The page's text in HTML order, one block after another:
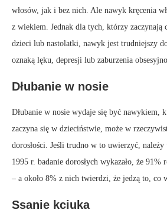
włosów, jak i bez nich. Ale nawyk kręcenia
z wiekiem. Jednak dla tych, którzy zaczynają
dzieci lub nastolatki, nawyk jest trudniejszy
oznaką lęku, depresji lub zaburzenia
Dłubanie w nosie
Dłubanie w nosie wydaje się być nawykiem,
zaczyna się w dzieciństwie, może w
dorosłości. Jeśli trudno w to uwierzyć,
1995 r. badanie dorosłych wykazało, że 91%
– a około 8% z nich twierdzi, że jedzą to, co
Ssanie kciuka